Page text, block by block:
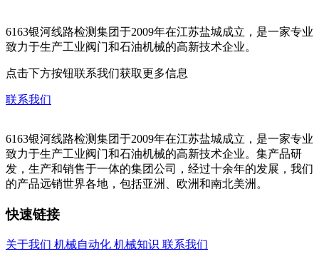
6163银河线路检测集团于2009年在江苏盐城成立，是一家专业
致力于生产工业阀门和石油机械的高新技术企业。
点击下方按钮联系我们获取更多信息
联系我们
6163银河线路检测集团于2009年在江苏盐城成立，是一家专业
致力于生产工业阀门和石油机械的高新技术企业。集产品研
发，生产和销售于一体的集团公司，经过十余年的发展，我们
的产品远销世界各地，包括亚洲、欧洲和南北美洲。
快速链接
关于我们 机械自动化 机械知识 联系我们